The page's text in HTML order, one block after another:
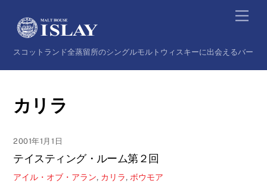
content
スコットランド全蒸留所のシングルモルトウィスキーに出会えるバー
カリラ
2001年1月1日
テイスティング・ルーム第２回
アイル・オブ・アラン, カリラ, ボウモア